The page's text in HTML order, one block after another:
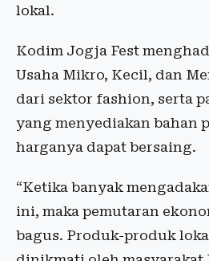
lokal.
Kodim Jogja Fest
Usaha Mikro, Kecil, dan
dari sektor fashion, serta
yang menyediakan bahan
harganya dapat bersaing.
“Ketika banyak
ini, maka pemutaran
bagus. Produk-produk